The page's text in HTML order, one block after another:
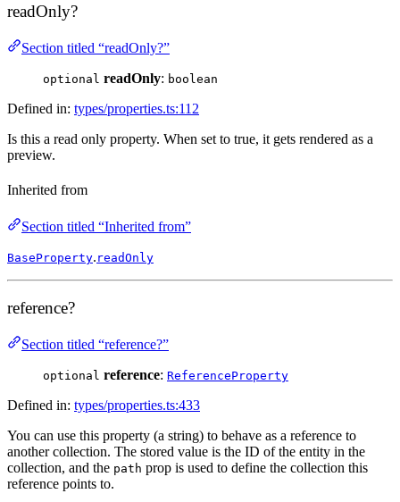
readOnly?
Section titled “readOnly?”
optional readOnly: boolean
Defined in: types/properties.ts:112
Is this a read only property. When set to true, it gets rendered as a
preview.
Inherited from
Section titled “Inherited from”
BaseProperty. readOnly
reference?
Section titled “reference?”
optional reference: ReferenceProperty
Defined in: types/properties.ts:433
You can use this property (a string) to behave as a reference to
another collection. The stored value is the ID of the entity in the
collection, and the path prop is used to define the collection this
reference points to.